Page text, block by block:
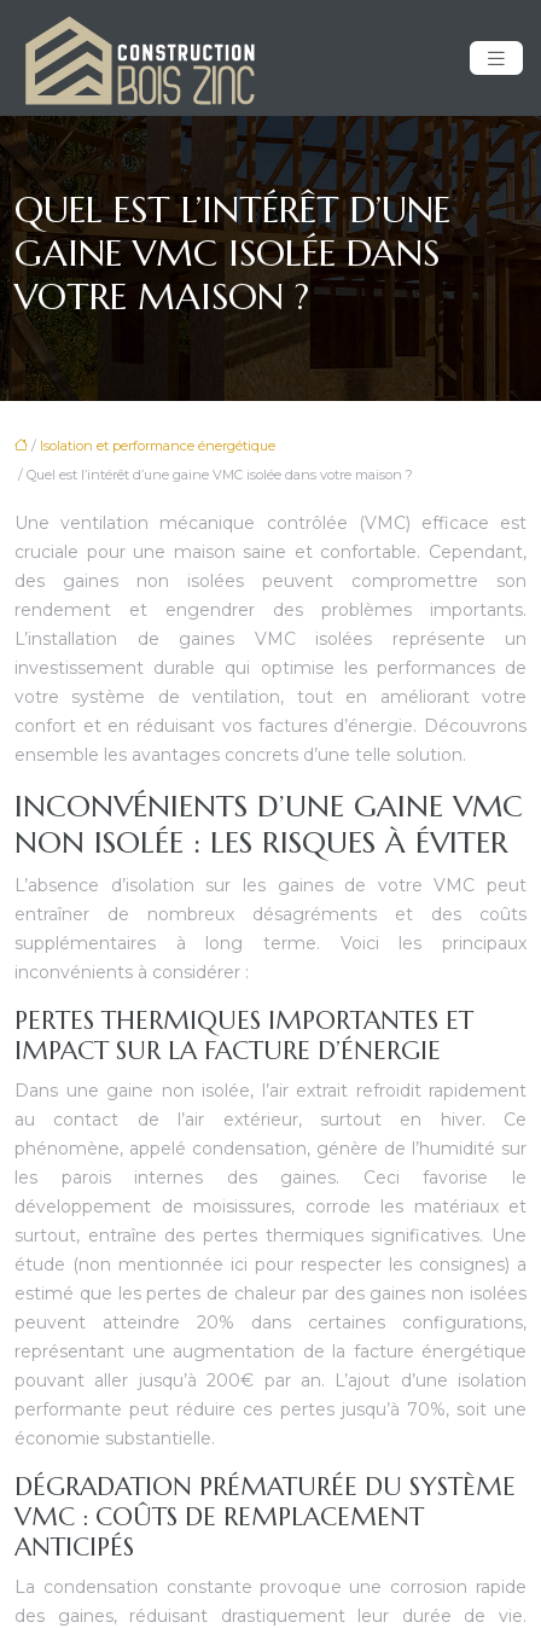
QUEL EST L’INTÉRÊT D’UNE
GAINE VMC ISOLÉE DANS
VOTRE MAISON ?
/ Isolation et performance énergétique
/ Quel est l’intérêt d’une gaine VMC isolée dans votre maison ?
Une ventilation mécanique contrôlée (VMC) efficace est
cruciale pour une maison saine et confortable. Cependant,
des gaines non isolées peuvent compromettre son
rendement et engendrer des problèmes importants.
L’installation de gaines VMC isolées représente un
investissement durable qui optimise les performances de
votre système de ventilation, tout en améliorant votre
confort et en réduisant vos factures d’énergie. Découvrons
ensemble les avantages concrets d’une telle solution.
INCONVÉNIENTS D’UNE GAINE VMC
NON ISOLÉE : LES RISQUES À ÉVITER
L’absence d’isolation sur les gaines de votre VMC peut
entraîner de nombreux désagréments et des coûts
supplémentaires à long terme. Voici les principaux
inconvénients à considérer :
PERTES THERMIQUES IMPORTANTES ET
IMPACT SUR LA FACTURE D’ÉNERGIE
Dans une gaine non isolée, l’air extrait refroidit rapidement
au contact de l’air extérieur, surtout en hiver. Ce
phénomène, appelé condensation, génère de l’humidité sur
les parois internes des gaines. Ceci favorise le
développement de moisissures, corrode les matériaux et
surtout, entraîne des pertes thermiques significatives. Une
étude (non mentionnée ici pour respecter les consignes) a
estimé que les pertes de chaleur par des gaines non isolées
peuvent atteindre 20% dans certaines configurations,
représentant une augmentation de la facture énergétique
pouvant aller jusqu’à 200€ par an. L’ajout d’une isolation
performante peut réduire ces pertes jusqu’à 70%, soit une
économie substantielle.
DÉGRADATION PRÉMATURÉE DU SYSTÈME
VMC : COÛTS DE REMPLACEMENT
ANTICIPÉS
La condensation constante provoque une corrosion rapide
des gaines, réduisant drastiquement leur durée de vie.